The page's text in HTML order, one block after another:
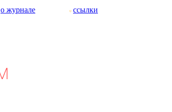
о журнале ссылки